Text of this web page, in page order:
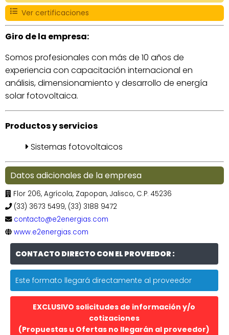
Ver certificaciones
Giro de la empresa:
Somos profesionales con más de 10 años de
experiencia con capacitación internacional en
análisis, dimensionamiento y desarrollo de energía
solar fotovoltaica.
Productos y servicios
Sistemas fotovoltaicos
Datos adicionales de la empresa
Flor 206, Agrícola, Zapopan, Jalisco, C.P. 45236
(33) 3673 5499, (33) 3188 9472
contacto@e2energias.com
www.e2energias.com
CONTACTO DIRECTO CON EL PROVEEDOR :
Este formato llegará directamente al proveedor
EXCLUSIVO solicitudes de información y/o
cotizaciones
(Propuestas u Ofertas no llegarán al proveedor)